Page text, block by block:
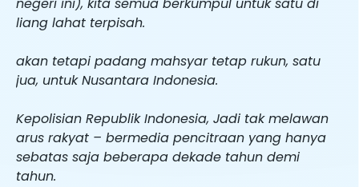
negeri ini), kita semua berkumpul untuk satu di
liang lahat terpisah.
akan tetapi padang mahsyar tetap rukun, satu
jua, untuk Nusantara Indonesia.
Kepolisian Republik Indonesia, Jadi tak melawan
arus rakyat – bermedia pencitraan yang hanya
sebatas saja beberapa dekade tahun demi
tahun.